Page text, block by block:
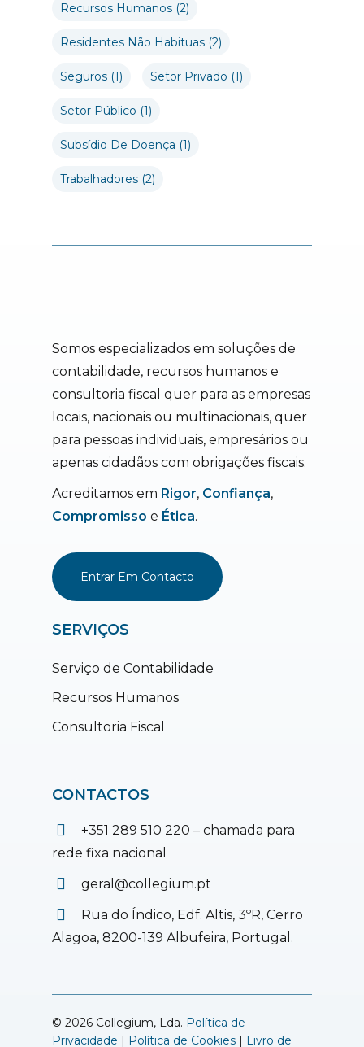
Recursos Humanos (2)
Residentes Não Habituas (2)
Seguros (1) Setor Privado (1)
Setor Público (1)
Subsídio De Doença (1)
Trabalhadores (2)
Somos especializados em soluções de
contabilidade, recursos humanos e
consultoria fiscal quer para as empresas
locais, nacionais ou multinacionais, quer
para pessoas individuais, empresários ou
apenas cidadãos com obrigações fiscais.
Acreditamos em Rigor, Confiança,
Compromisso e Ética.
Entrar Em Contacto
SERVIÇOS
Serviço de Contabilidade
Recursos Humanos
Consultoria Fiscal
CONTACTOS
+351 289 510 220 – chamada para
rede fixa nacional
geral@collegium.pt
Rua do Índico, Edf. Altis, 3ºR, Cerro
Alagoa, 8200-139 Albufeira, Portugal.
© 2026 Collegium, Lda. Política de
Privacidade | Política de Cookies | Livro de